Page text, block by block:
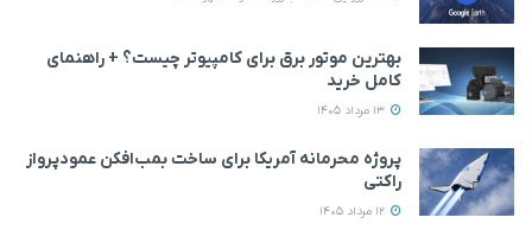
بهترین موتور برق برای کامپیوتر چیست؟ + راهنمای
کامل خرید
پروژه محرمانه آمریکا برای ساخت بمب‌افکن عمودپرواز
راکتی